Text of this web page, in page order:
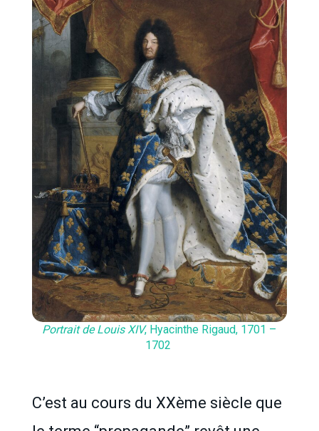
Portrait de Louis XIV, Hyacinthe Rigaud, 1701 –
1702
C’est au cours du XXème siècle que